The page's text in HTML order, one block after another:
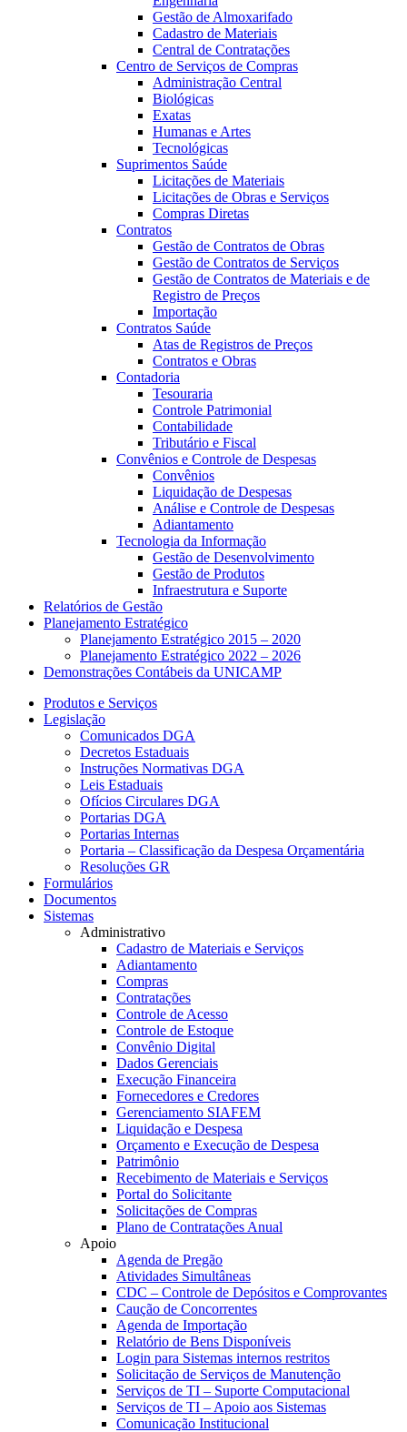
Gestão de Almoxarifado
Cadastro de Materiais
Central de Contratações
Centro de Serviços de Compras
Administração Central
Biológicas
Exatas
Humanas e Artes
Tecnológicas
Suprimentos Saúde
Licitações de Materiais
Licitações de Obras e Serviços
Compras Diretas
Contratos
Gestão de Contratos de Obras
Gestão de Contratos de Serviços
Gestão de Contratos de Materiais e de
Registro de Preços
Importação
Contratos Saúde
Atas de Registros de Preços
Contratos e Obras
Contadoria
Tesouraria
Controle Patrimonial
Contabilidade
Tributário e Fiscal
Convênios e Controle de Despesas
Convênios
Liquidação de Despesas
Análise e Controle de Despesas
Adiantamento
Tecnologia da Informação
Gestão de Desenvolvimento
Gestão de Produtos
Infraestrutura e Suporte
Relatórios de Gestão
Planejamento Estratégico
Planejamento Estratégico 2015 – 2020
Planejamento Estratégico 2022 – 2026
Demonstrações Contábeis da UNICAMP
Produtos e Serviços
Legislação
Comunicados DGA
Decretos Estaduais
Instruções Normativas DGA
Leis Estaduais
Ofícios Circulares DGA
Portarias DGA
Portarias Internas
Portaria – Classificação da Despesa Orçamentária
Resoluções GR
Formulários
Documentos
Sistemas
Administrativo
Cadastro de Materiais e Serviços
Adiantamento
Compras
Contratações
Controle de Acesso
Controle de Estoque
Convênio Digital
Dados Gerenciais
Execução Financeira
Fornecedores e Credores
Gerenciamento SIAFEM
Liquidação e Despesa
Orçamento e Execução de Despesa
Patrimônio
Recebimento de Materiais e Serviços
Portal do Solicitante
Solicitações de Compras
Plano de Contratações Anual
Apoio
Agenda de Pregão
Atividades Simultâneas
CDC – Controle de Depósitos e Comprovantes
Caução de Concorrentes
Agenda de Importação
Relatório de Bens Disponíveis
Login para Sistemas internos restritos
Solicitação de Serviços de Manutenção
Serviços de TI – Suporte Computacional
Serviços de TI – Apoio aos Sistemas
Comunicação Institucional